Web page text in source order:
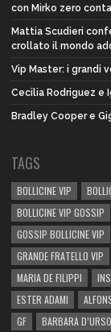
con Mirko zero
Mattia Scudieri
crollato il mondo
Vip Master: i grandi
Cecilia Rodriguez e
Bradley Cooper e
TAGS
BOLLICINE VIP
BOLLICINE VIP GOSSIP
GOSSIP BOLLICINE VIP
GRANDE FRATELLO VIP
MARIA DE FILIPPI
ESTER ADAMI
GF
BARBARA D’URSO